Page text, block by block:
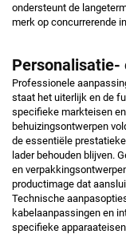
ondersteunt de
merk op concurrerende
Personalisatie-
Professionele
staat het uiterlijk en de
specifieke markteisen
behuizingsontwerpen
de essentiële
lader behouden blijven.
en
productimage dat
Technische
kabelaanpassingen en
specifieke